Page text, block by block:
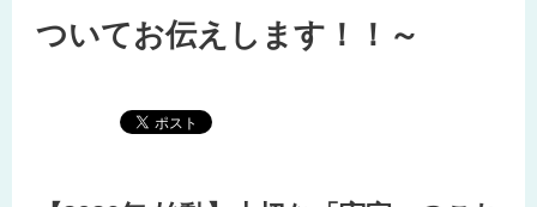
ついてお伝えします！！～